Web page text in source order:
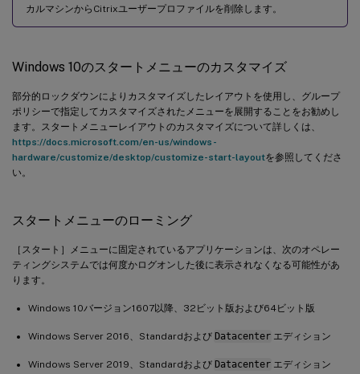
カルマシンからCitrixユーザープロファイルを削除します。
Windows 10のスタートメニューのカスタマイズ
部分的ロックダウンによりカスタマイズしたレイアウトを使用し、グループ
ポリシーで指定してカスタマイズされたメニューを展開することをお勧めし
ます。スタートメニューレイアウトのカスタマイズについて詳しくは、
https://docs.microsoft.com/en-us/windows-
hardware/customize/desktop/customize-start-layoutを参照してくださ
い。
スタートメニューのローミング
［スタート］メニューに固定されているアプリケーションは、次のオペレー
ティングシステムでは何度かログオンした後に表示されなくなる可能性があ
ります。
Windows 10バージョン1607以降、32ビット版および64ビット版
Windows Server 2016、Standardおよび Datacenter エディション
Windows Server 2019、Standardおよび Datacenter エディション